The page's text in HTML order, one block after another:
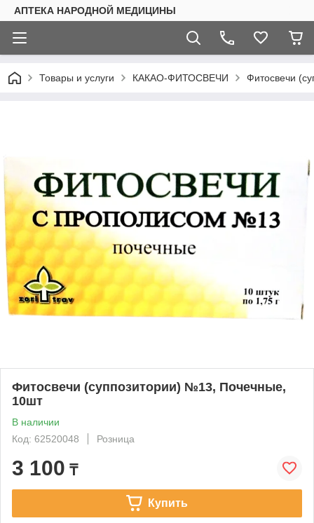
АПТЕКА НАРОДНОЙ МЕДИЦИНЫ
Товары и услуги КАКАО-ФИТОСВЕЧИ Фитосвечи
Фитосвечи (суппозитории) №13, Почечные,
10шт
В наличии
Код: 62520048
Розница
3 100 ₸
Купить